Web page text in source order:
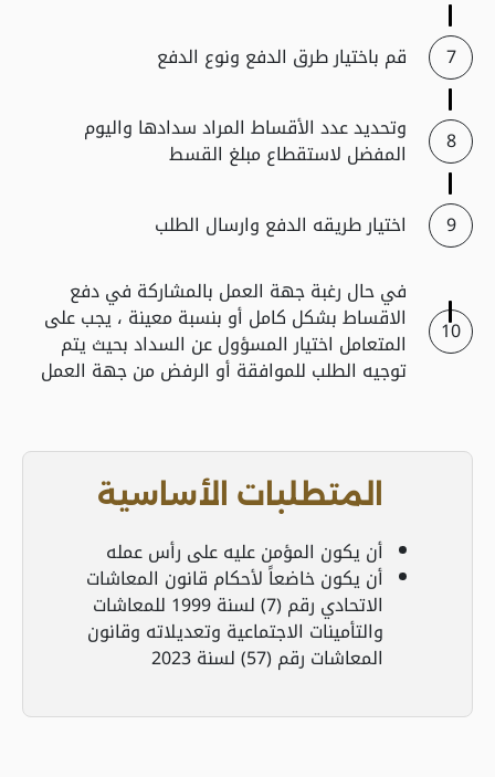
قم باختيار طرق الدفع ونوع الدفع
وتحديد عدد الأقساط المراد سدادها واليوم
المفضل لاستقطاع مبلغ القسط
اختيار طريقه الدفع وارسال الطلب
في حال رغبة جهة العمل بالمشاركة في دفع
الاقساط بشكل كامل أو بنسبة معينة ، يجب على
المتعامل اختيار المسؤول عن السداد بحيث يتم
توجيه الطلب للموافقة أو الرفض من جهة العمل
المتطلبات الأساسية
أن يكون المؤمن عليه على رأس عمله
أن يكون خاضعاً لأحكام قانون المعاشات
الاتحادي رقم (7) لسنة 1999 للمعاشات
والتأمينات الاجتماعية وتعديلاته وقانون
المعاشات رقم (57) لسنة 2023